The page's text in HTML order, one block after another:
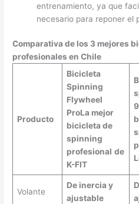
entrenamiento, ya que
necesario para reponer el
Comparativa de los 3 mejores
profesionales en Chile
Producto
Bicicleta
Spinning
Flywheel
ProLa mejor
bicicleta de
spinning
profesional de
K-FIT
Volante
De inercia y
ajustable